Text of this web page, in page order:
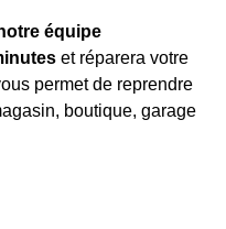
équipe
et réparera votre
permet de reprendre
boutique, garage